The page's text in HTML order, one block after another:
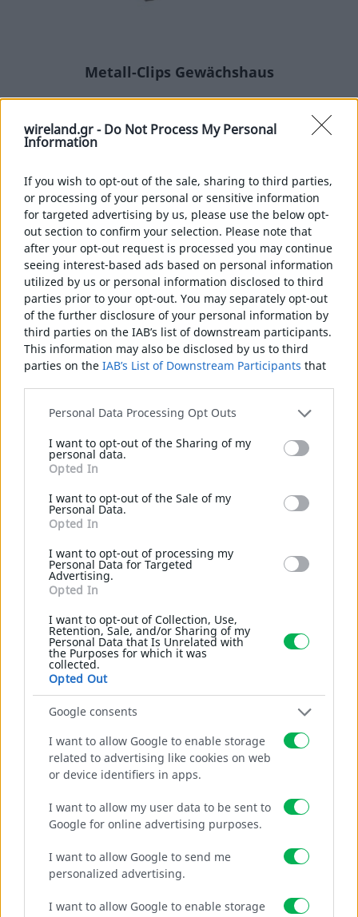
wireland.gr -Do Not Process My Personal
Information
If you wish to opt-out of the sale, sharing to third parties,
or processing of your personal or sensitive information
for targeted advertising by us, please use the below opt-
out section to confirm your selection. Please note that
after your opt-out request is processed you may continue
seeing interest-based ads based on personal information
utilized by us or personal information disclosed to third
parties prior to your opt-out. You may separately opt-out
of the further disclosure of your personal information by
third parties on the IAB’s list of downstream participants.
This information may also be disclosed by us to third
parties on the IAB’s List of Downstream Participants that
Please note that this website/app uses one or more
including but not limited to your visit or usage
behaviour. You may click to grant or deny consent to
Google and its third-party tags to use your data for below
specified purposes in below Google consent section.
Personal Data Processing Opt Outs
I want to opt-out of the Sharing of my
personal data.
Opted In
I want to opt-out of the Sale of my
Personal Data.
Opted In
I want to opt-out of processing my
Personal Data for Targeted
Advertising.
Opted In
I want to opt-out of Collection, Use,
Retention, Sale, and/or Sharing of my
Personal Data that Is Unrelated with
the Purposes for which it was
collected.
Opted Out
Google consents
I want to allow Google to enable storage
related to advertising like cookies on web
or device identifiers in apps.
I want to allow my user data to be sent to
Google for online advertising purposes.
I want to allow Google to send me
personalized advertising.
I want to allow Google to enable storage
Metall-Clips Gewächshaus
MEHR